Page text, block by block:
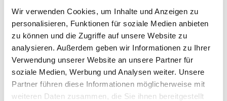
Wir verwenden Cookies, um Inhalte und Anzeigen zu
personalisieren, Funktionen für soziale Medien anbieten
zu können und die Zugriffe auf unsere Website zu
analysieren. Außerdem geben wir Informationen zu Ihrer
Verwendung unserer Website an unsere Partner für
soziale Medien, Werbung und Analysen weiter. Unsere
Partner führen diese Informationen möglicherweise mit
weiteren Daten zusammen, die Sie ihnen bereitgestellt